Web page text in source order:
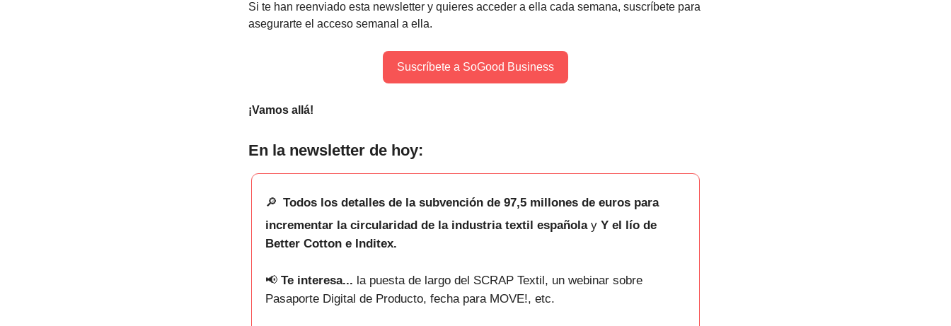
Si te han reenviado esta newsletter y quieres acceder a ella cada semana, suscríbete para
asegurarte el acceso semanal a ella.
Suscríbete a SoGood Business
¡Vamos allá!
En la newsletter de hoy:
🔎 Todos los detalles de la subvención de 97,5 millones de euros para
incrementar la circularidad de la industria textil española y Y el lío de
Better Cotton e Inditex.
📢 Te interesa... la puesta de largo del SCRAP Textil, un webinar sobre
Pasaporte Digital de Producto, fecha para MOVE!, etc.